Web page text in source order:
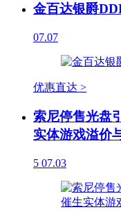
金百达银爵
07.07
优惠直达 >
索尼停售光盘
实体游戏溢价
5 07.03